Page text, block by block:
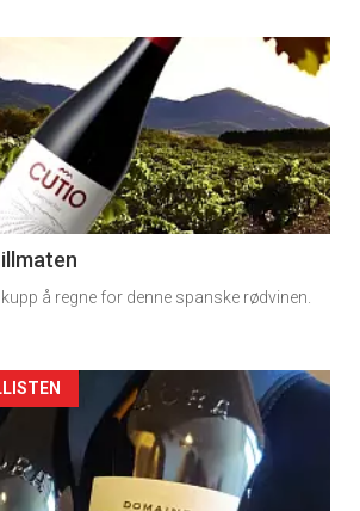
å regne for denne spanske rødvinen.